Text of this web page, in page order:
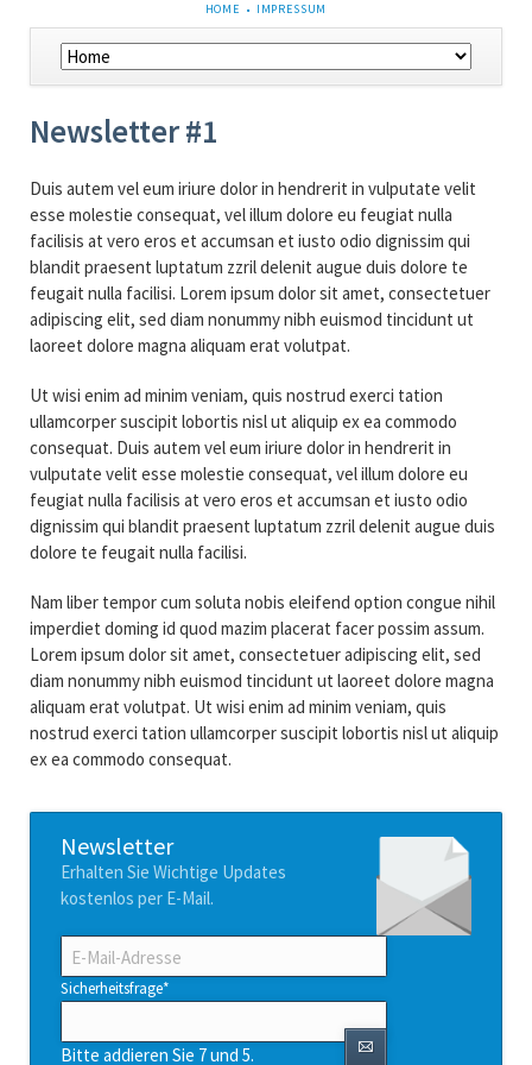
NAVIGATION
ÜBERSPRINGEN
HOME IMPRESSUM
Navigation
überspringen
Newsletter #1
Duis autem vel eum iriure dolor in hendrerit in vulputate velit
esse molestie consequat, vel illum dolore eu feugiat nulla
facilisis at vero eros et accumsan et iusto odio dignissim qui
blandit praesent luptatum zzril delenit augue duis dolore te
feugait nulla facilisi. Lorem ipsum dolor sit amet, consectetuer
adipiscing elit, sed diam nonummy nibh euismod tincidunt ut
laoreet dolore magna aliquam erat volutpat.
Ut wisi enim ad minim veniam, quis nostrud exerci tation
ullamcorper suscipit lobortis nisl ut aliquip ex ea commodo
consequat. Duis autem vel eum iriure dolor in hendrerit in
vulputate velit esse molestie consequat, vel illum dolore eu
feugiat nulla facilisis at vero eros et accumsan et iusto odio
dignissim qui blandit praesent luptatum zzril delenit augue duis
dolore te feugait nulla facilisi.
Nam liber tempor cum soluta nobis eleifend option congue nihil
imperdiet doming id quod mazim placerat facer possim assum.
Lorem ipsum dolor sit amet, consectetuer adipiscing elit, sed
diam nonummy nibh euismod tincidunt ut laoreet dolore magna
aliquam erat volutpat. Ut wisi enim ad minim veniam, quis
nostrud exerci tation ullamcorper suscipit lobortis nisl ut aliquip
ex ea commodo consequat.
Newsletter
Erhalten Sie Wichtige Updates
kostenlos per E-Mail.
E-
Mail-
Adresse
Pflichtfeld
Sicherheitsfrage*
Bitte addieren Sie 7 und 5.